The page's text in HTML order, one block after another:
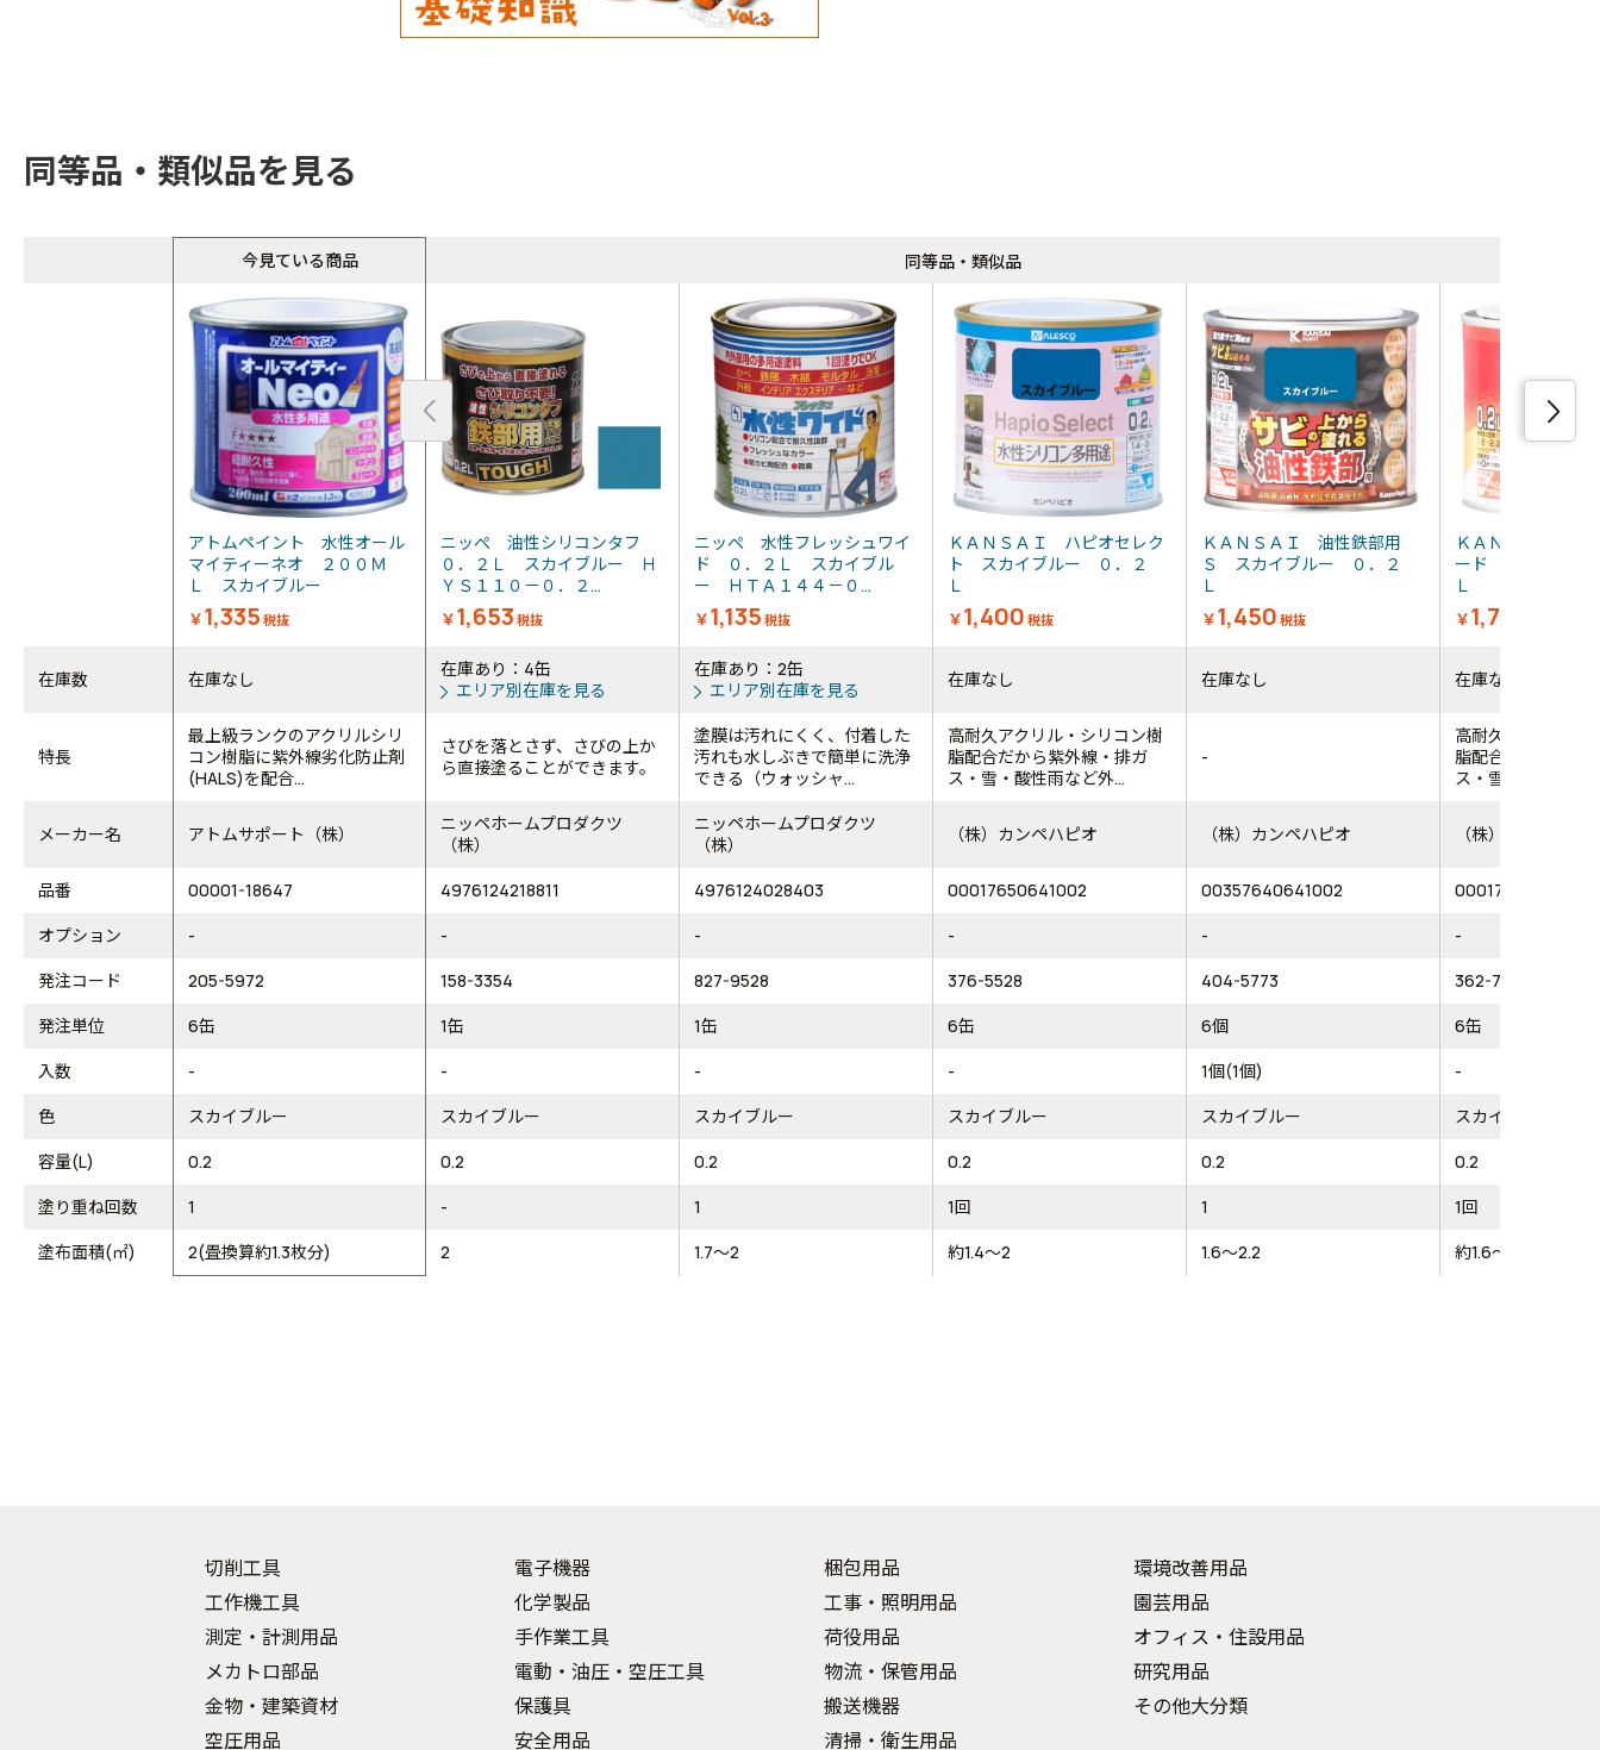
同等品・類似品を見る
今見ている商品
アトムペイント 水性オール
マイティーネオ ２００Ｍ
Ｌ スカイブルー
￥1,335 税抜
ニッぺ 油性シリコンタフ
０．２Ｌ スカイブルー Ｈ
ＹＳ１１０－０．２...
￥1,653 税抜
ニッぺ 水性フレッシュワイ
ド ０．２Ｌ スカイブル
ー ＨＴＡ１４４－０...
￥1,135 税抜
ＫＡＮＳＡＩ ハピオセレク
ト スカイブルー ０．２
Ｌ
￥1,400 税抜
ＫＡＮＳＡＩ 油性鉄部用
Ｓ スカイブルー ０．２
Ｌ
￥1,450 税抜
ＫＡＮＳＡＩ 油
ード スカイブル
Ｌ
￥1,700
在庫数 在庫なし
在庫あり：4缶
エリア別在庫を見る
在庫あり：2缶
エリア別在庫を見る
在庫なし 在庫なし 在庫なし
特長
最上級ランクのアクリルシリ
コン樹脂に紫外線劣化防止剤
(HALS)を配合...
さびを落とさず、さびの上か
ら直接塗ることができます。
塗膜は汚れにくく、付着した
汚れも水しぶきで簡単に洗浄
できる（ウォッシャ...
高耐久アクリル・シリコン樹
脂配合だから紫外線・排ガ
ス・雪・酸性雨など外...
-
高耐久アクリル・
脂配合だから紫外
ス・雪・酸性雨な
メーカー名 アトムサポート（株）
ニッペホームプロダクツ
（株）
ニッペホームプロダクツ
（株）
（株）カンペハピオ （株）カンペハピオ （株）カンペハピ
品番 00001-18647 4976124218811 4976124028403 00017650641002 00357640641002
00017640641002
オプション
- - - - -
-
発注コード
205-5972 158-3354 827-9528 376-5528 404-5773
362-7769
発注単位
6缶 1缶 1缶 6缶 6個
6缶
入数
- - - - 1個(1個)
-
色
スカイブルー スカイブルー スカイブルー スカイブルー スカイブルー
スカイブルー
容量(L)
0.2 0.2 0.2 0.2 0.2
0.2
塗り重ね回数
1 - 1 1回 1
1回
塗布面積(㎡)
2(畳換算約1.3枚分) 2 1.7～2 約1.4～2 1.6～2.2 約1.6～2.2
同等品・類似品
切削工具
工作機工具
測定・計測用品
メカトロ部品
金物・建築資材
空圧用品
電子機器
化学製品
手作業工具
電動・油圧・空圧工具
保護具
安全用品
梱包用品
工事・照明用品
荷役用品
物流・保管用品
搬送機器
清掃・衛生用品
環境改善用品
園芸用品
オフィス・住設用品
研究用品
その他大分類